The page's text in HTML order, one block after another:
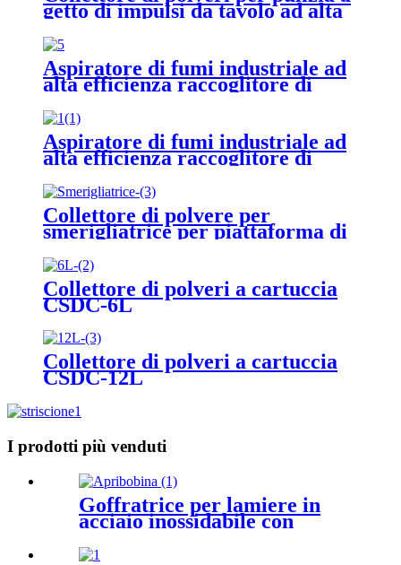
getto di impulsi da tavolo ad alta
efficienza
Aspiratore di fumi industriale ad
alta efficienza raccoglitore di
polvere di saldatura raccogli
polvere di sega per pietra
Aspiratore di fumi industriale ad
alta efficienza raccoglitore di
polvere di saldatura raccogli
polvere di sega per pietra
Collettore di polvere per
smerigliatrice per piattaforma di
macinazione e rimozione polvere
di metallo
Collettore di polveri a cartuccia
CSDC-6L
Collettore di polveri a cartuccia
CSDC-12L
I prodotti più venduti
Goffratrice per lamiere in
acciaio inossidabile con